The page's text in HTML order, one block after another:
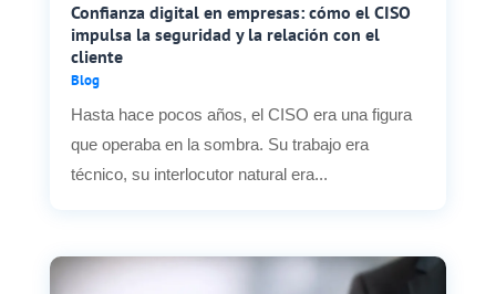
Confianza digital en empresas: cómo el CISO
impulsa la seguridad y la relación con el
cliente
Blog
Hasta hace pocos años, el CISO era una figura
que operaba en la sombra. Su trabajo era
técnico, su interlocutor natural era...